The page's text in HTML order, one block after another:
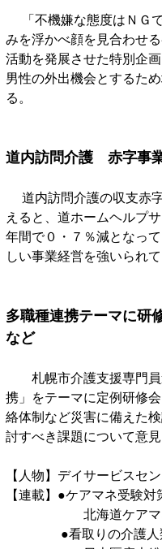
「不機嫌な態度はＮＧ
みを浮かべ顔を見合わせ
活動を発展させた特別企
男性の外出機会とするた
る。
道内訪問介護　赤字事
道内訪問介護の収支赤
えると、道ホームヘルプ
年間で０・７％減となっ
しい事業経営を強いられ
多職種連携テーマに研
など
札幌市介護支援専門員
携」をテーマに定例研修
絡体制など災害に備えた
討すべき課題について意見
【人物】デイサービスセ
【連載】●ケアマネ受験対
北海道ケアマネジメ
●看取りの介護人